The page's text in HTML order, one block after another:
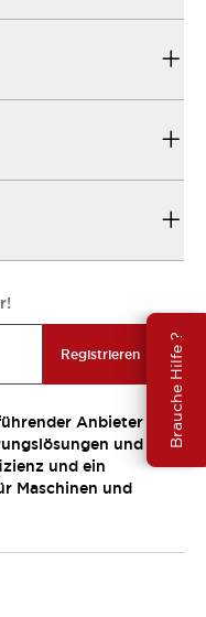
Brauche Hilfe ?
Registrieren
Anbieter
und
und ein
Maschinen und